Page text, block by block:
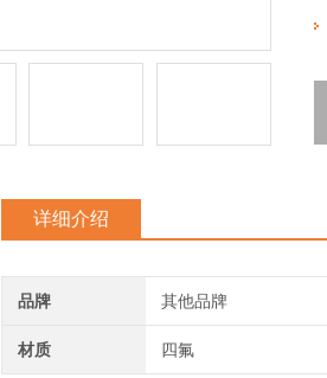
详细介绍
品牌 其他品牌
材质 四氟